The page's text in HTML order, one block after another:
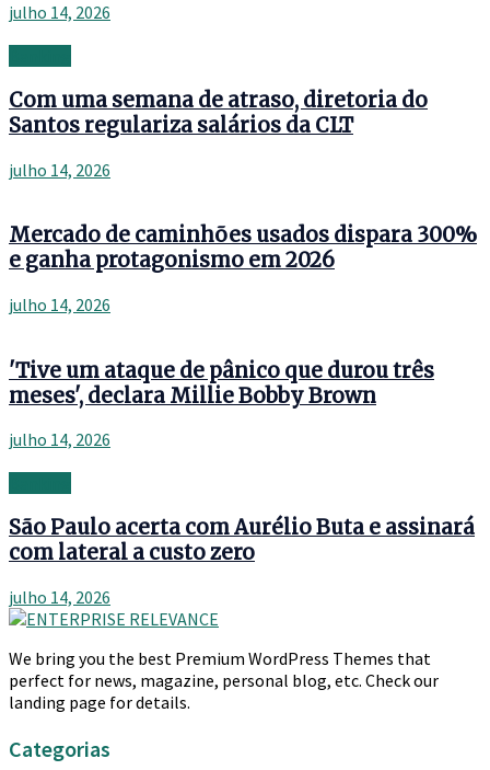
julho 14, 2026
Com uma semana de atraso, diretoria do
Santos regulariza salários da CLT
julho 14, 2026
Mercado de caminhões usados dispara 300%
e ganha protagonismo em 2026
julho 14, 2026
'Tive um ataque de pânico que durou três
meses', declara Millie Bobby Brown
julho 14, 2026
São Paulo acerta com Aurélio Buta e assinará
com lateral a custo zero
julho 14, 2026
We bring you the best Premium WordPress Themes that
perfect for news, magazine, personal blog, etc. Check our
landing page for details.
Categorias